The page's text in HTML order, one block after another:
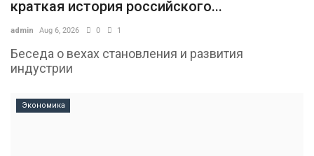
краткая история российского...
admin Aug 6, 2026 0 1
Беседа о вехах становления и развития
индустрии
Экономика